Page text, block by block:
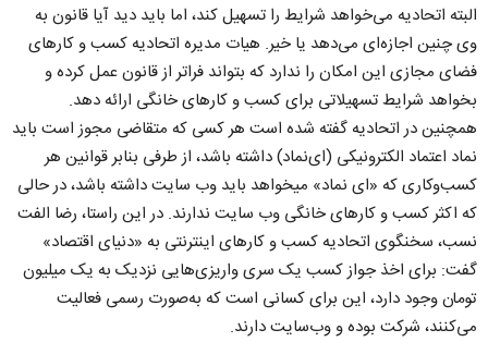
البته اتحادیه می‌خواهد شرایط را تسهیل کند، اما باید دید آیا قانون به
وی چنین اجازه‌ای می‌دهد یا خیر. هیات مدیره اتحادیه کسب و کارهای
فضای مجازی این امکان را ندارد که بتواند فراتر از قانون عمل کرده و
بخواهد شرایط تسهیلاتی برای کسب و کارهای خانگی ارائه دهد.
همچنین در اتحادیه گفته شده است هر کسی که متقاضی مجوز است باید
نماد اعتماد الکترونیکی (ای‌نماد) داشته باشد، از طرفی بنابر قوانین هر
کسب‌وکاری که «ای نماد» میخواهد باید وب سایت داشته باشد، در حالی
که اکثر کسب و کارهای خانگی وب سایت ندارند. در این راستا، رضا الفت
نسب، سخنگوی اتحادیه کسب و کارهای اینترنتی به «دنیای اقتصاد»
گفت: برای اخذ جواز کسب یک سری واریزی‌هایی نزدیک به یک میلیون
تومان وجود دارد، این برای کسانی است که به‌صورت رسمی فعالیت
می‌کنند، شرکت بوده و وب‌سایت دارند.